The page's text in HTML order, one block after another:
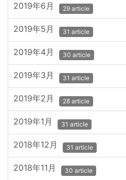
2019年6月 29 article
2019年5月 31 article
2019年4月 30 article
2019年3月 31 article
2019年2月 28 article
2019年1月 31 article
2018年12月 31 article
2018年11月 30 article